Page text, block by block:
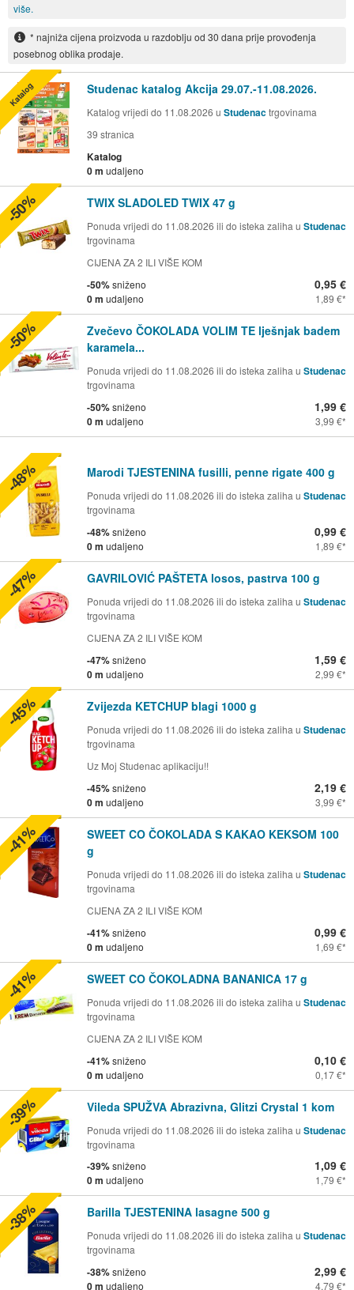
više.
* najniža cijena proizvoda u razdoblju od 30 dana prije provođenja
posebnog oblika prodaje.
Studenac katalog Akcija 29.07.-11.08.2026.
Katalog vrijedi do 11.08.2026 u Studenactrgovinama
39 stranica
Katalog
0 m udaljeno
Katalog
TWIX SLADOLED TWIX 47 g
Ponuda vrijedi do 11.08.2026 ili do isteka zaliha u Studenac
trgovinama
CIJENA ZA 2 ILI VIŠE KOM
-50%sniženo
0 m udaljeno
0,95 €
1,89 €
-50%
Zvečevo ČOKOLADA VOLIM TE lješnjak badem
karamela...
Ponuda vrijedi do 11.08.2026 ili do isteka zaliha u Studenac
trgovinama
-50%sniženo
0 m udaljeno
1,99 €
3,99 €
-50%
Marodi TJESTENINA fusilli, penne rigate 400 g
Ponuda vrijedi do 11.08.2026 ili do isteka zaliha u Studenac
trgovinama
-48%sniženo
0 m udaljeno
0,99 €
1,89 €
-48%
GAVRILOVIĆ PAŠTETA losos, pastrva 100 g
Ponuda vrijedi do 11.08.2026 ili do isteka zaliha u Studenac
trgovinama
CIJENA ZA 2 ILI VIŠE KOM
-47%sniženo
0 m udaljeno
1,59 €
2,99 €
-47%
Zvijezda KETCHUP blagi 1000 g
Ponuda vrijedi do 11.08.2026 ili do isteka zaliha u Studenac
trgovinama
Uz Moj Studenac aplikaciju!!
-45%sniženo
0 m udaljeno
2,19 €
3,99 €
-45%
SWEET CO ČOKOLADA S KAKAO KEKSOM 100
g
Ponuda vrijedi do 11.08.2026 ili do isteka zaliha u Studenac
trgovinama
CIJENA ZA 2 ILI VIŠE KOM
-41%sniženo
0 m udaljeno
0,99 €
1,69 €
-41%
SWEET CO ČOKOLADNA BANANICA 17 g
Ponuda vrijedi do 11.08.2026 ili do isteka zaliha u Studenac
trgovinama
CIJENA ZA 2 ILI VIŠE KOM
-41%sniženo
0 m udaljeno
0,10 €
0,17 €
-41%
Vileda SPUŽVA Abrazivna, Glitzi Crystal 1 kom
Ponuda vrijedi do 11.08.2026 ili do isteka zaliha u Studenac
trgovinama
-39%sniženo
0 m udaljeno
1,09 €
1,79 €
-39%
Barilla TJESTENINA lasagne 500 g
Ponuda vrijedi do 11.08.2026 ili do isteka zaliha u Studenac
trgovinama
-38%sniženo
0 m udaljeno
2,99 €
4,79 €
-38%